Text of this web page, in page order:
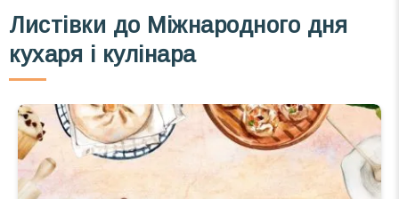
Листівки до Міжнародного дня
кухаря і кулінара